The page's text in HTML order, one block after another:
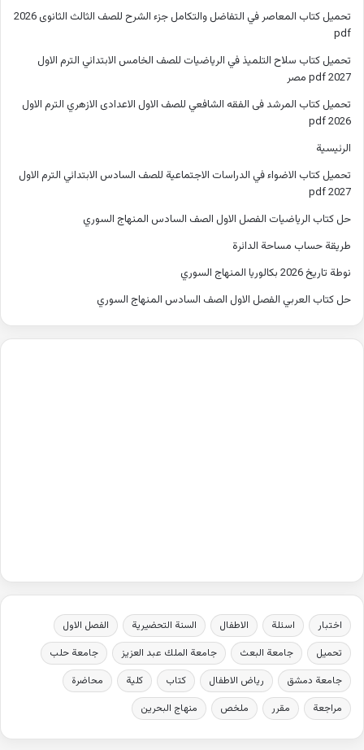
تحميل كتاب المعاصر في التفاضل والتكامل جزء الشرح للصف الثالث الثانوى 2026
pdf
تحميل كتاب سلاح التلميذ في الرياضيات للصف الخامس الابتدائي الترم الاول
2027 pdf مصر
تحميل كتاب المرشد فى الفقه الشافعي للصف الاول الاعدادى الازهري الترم الاول
2026 pdf
الرئيسية
تحميل كتاب الاضواء في الدراسات الاجتماعية للصف السادس الابتدائي الترم الاول
2027 pdf
حل كتاب الرياضيات الفصل الاول الصف السادس المنهاج السوري
طريقة حساب مساحة الدائرة
نوطة تاريخ 2026 بكالوريا المنهاج السوري
حل كتاب العربي الفصل الاول الصف السادس المنهاج السوري
اختبار اسئلة الاطفال السنة التحضيرية
الفصل الاول
تحميل
جامعة البعث جامعة الملك عبد العزيز
جامعة حلب
جامعة دمشق
رياض الاطفال كتاب كلية
محاضرة
مراجعة
مقرر ملخص منهاج البحرين